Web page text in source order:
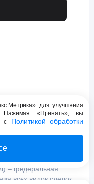
– федеральная
всех видов сделок
для улучшения
Нажимая «Принять», вы
с Политикой обработки